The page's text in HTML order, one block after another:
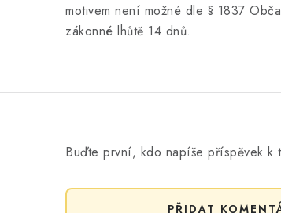
motivem není možné dle § 1837
zákonné lhůtě 14 dnů.
Buďte první, kdo napíše příspěvek k
PŘIDAT